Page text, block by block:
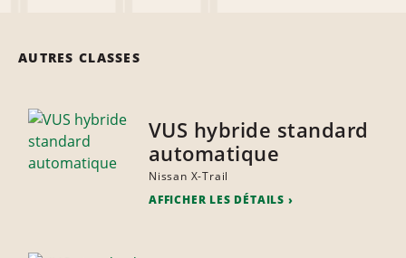
AUTRES CLASSES
VUS hybride standard
automatique
Nissan X-Trail
AFFICHER LES DÉTAILS